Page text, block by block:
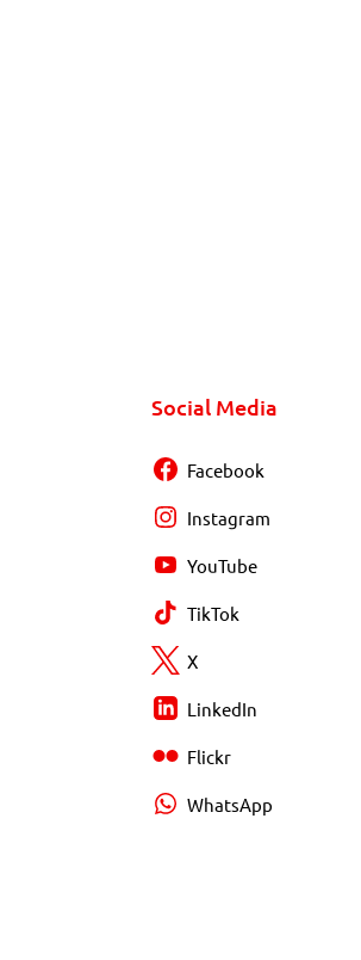
Social Media
Facebook
Instagram
YouTube
TikTok
X
LinkedIn
Flickr
WhatsApp